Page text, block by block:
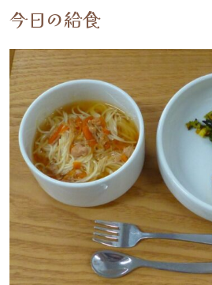
今日の給食